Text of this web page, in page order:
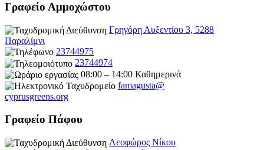
Γραφείο Αμμοχώστου
Γρηγόρη Αυξεντίου 3, 5288
Παραλίμνι
23744975
23744974
08:00 – 14:00 Καθημερινά
famagusta@
cyprusgreens.org
Γραφείο Πάφου
Λεοφώρος Νίκου